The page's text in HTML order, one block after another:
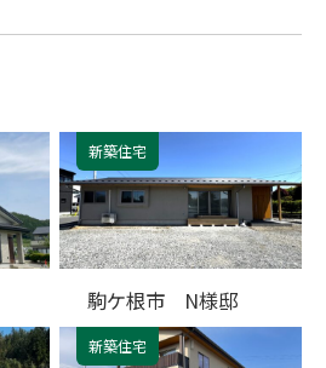
新築住宅
駒ケ根市 N様邸
新築住宅